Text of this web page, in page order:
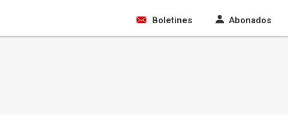
Boletines Abonados